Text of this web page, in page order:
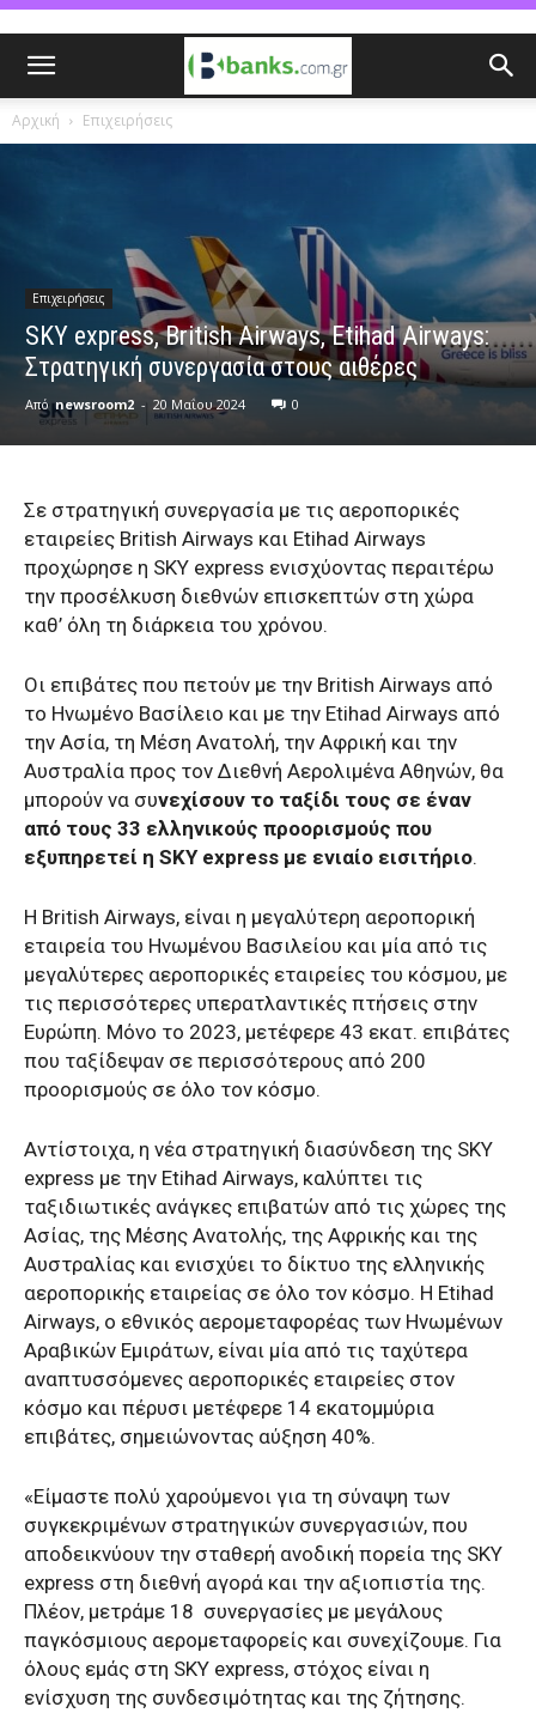
Αρχική Επιχειρήσεις
Επιχειρήσεις
SKY express, British Airways, Etihad Airways:
Στρατηγική συνεργασία στους αιθέρες
Από newsroom2 - 20 Μαΐου 2024 0
Σε στρατηγική συνεργασία με τις αεροπορικές
εταιρείες British Airways και Etihad Airways
προχώρησε η SKY express ενισχύοντας περαιτέρω
την προσέλκυση διεθνών επισκεπτών στη χώρα
καθ’ όλη τη διάρκεια του χρόνου.
Οι επιβάτες που πετούν με την British Airways από
το Ηνωμένο Βασίλειο και με την Etihad Airways από
την Ασία, τη Μέση Ανατολή, την Αφρική και την
Αυστραλία προς τον Διεθνή Αερολιμένα Αθηνών, θα
μπορούν να συνεχίσουν το ταξίδι τους σε έναν
από τους 33 ελληνικούς προορισμούς που
εξυπηρετεί η SKY express με ενιαίο εισιτήριο.
Η British Airways, είναι η μεγαλύτερη αεροπορική
εταιρεία του Ηνωμένου Βασιλείου και μία από τις
μεγαλύτερες αεροπορικές εταιρείες του κόσμου, με
τις περισσότερες υπερατλαντικές πτήσεις στην
Ευρώπη. Μόνο το 2023, μετέφερε 43 εκατ. επιβάτες
που ταξίδεψαν σε περισσότερους από 200
προορισμούς σε όλο τον κόσμο.
Αντίστοιχα, η νέα στρατηγική διασύνδεση της SKY
express με την Etihad Airways, καλύπτει τις
ταξιδιωτικές ανάγκες επιβατών από τις χώρες της
Ασίας, της Μέσης Ανατολής, της Αφρικής και της
Αυστραλίας και ενισχύει το δίκτυο της ελληνικής
αεροπορικής εταιρείας σε όλο τον κόσμο. Η Etihad
Airways, ο εθνικός αερομεταφορέας των Ηνωμένων
Αραβικών Εμιράτων, είναι μία από τις ταχύτερα
αναπτυσσόμενες αεροπορικές εταιρείες στον
κόσμο και πέρυσι μετέφερε 14 εκατομμύρια
επιβάτες, σημειώνοντας αύξηση 40%.
«Είμαστε πολύ χαρούμενοι για τη σύναψη των
συγκεκριμένων στρατηγικών συνεργασιών, που
αποδεικνύουν την σταθερή ανοδική πορεία της SKY
express στη διεθνή αγορά και την αξιοπιστία της.
Πλέον, μετράμε 18 συνεργασίες με μεγάλους
παγκόσμιους αερομεταφορείς και συνεχίζουμε. Για
όλους εμάς στη SKY express, στόχος είναι η
ενίσχυση της συνδεσιμότητας και της ζήτησης.